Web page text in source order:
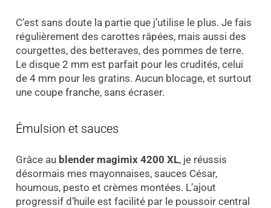
C’est sans doute la partie que j’utilise le plus. Je fais
régulièrement des carottes râpées, mais aussi des
courgettes, des betteraves, des pommes de terre.
Le disque 2 mm est parfait pour les crudités, celui
de 4 mm pour les gratins. Aucun blocage, et surtout
une coupe franche, sans écraser.
Émulsion et sauces
Grâce au blender magimix 4200 XL, je réussis
désormais mes mayonnaises, sauces César,
houmous, pesto et crèmes montées. L’ajout
progressif d’huile est facilité par le poussoir central